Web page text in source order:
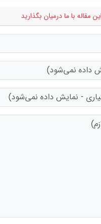
مقاله با ما درمیان بگذارید